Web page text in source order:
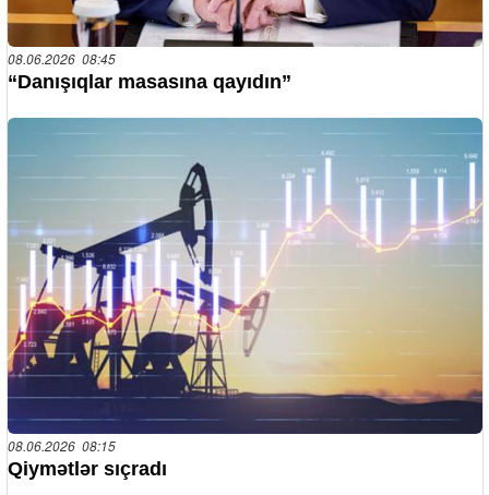
08.06.2026 08:45
“Danışıqlar masasına qayıdın”
08.06.2026 08:15
Qiymətlər sıçradı